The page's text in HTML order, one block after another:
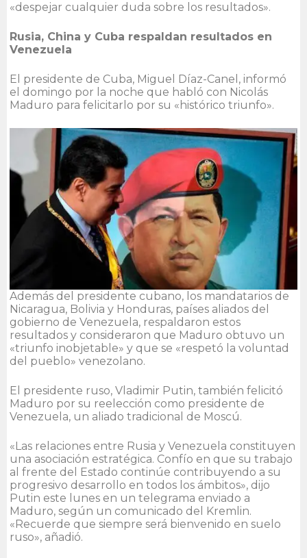
«despejar cualquier duda sobre los resultados».
Rusia, China y Cuba respaldan resultados en
Venezuela
El presidente de Cuba, Miguel Díaz-Canel, informó
el domingo por la noche que habló con Nicolás
Maduro para felicitarlo por su «histórico triunfo».
Además del presidente cubano, los mandatarios de
Nicaragua, Bolivia y Honduras, países aliados del
gobierno de Venezuela, respaldaron estos
resultados y consideraron que Maduro obtuvo un
«triunfo inobjetable» y que se «respetó la voluntad
del pueblo» venezolano.
El presidente ruso, Vladimir Putin, también felicitó
Maduro por su reelección como presidente de
Venezuela, un aliado tradicional de Moscú.
«Las relaciones entre Rusia y Venezuela constituyen
una asociación estratégica. Confío en que su trabajo
al frente del Estado continúe contribuyendo a su
progresivo desarrollo en todos los ámbitos», dijo
Putin este lunes en un telegrama enviado a
Maduro, según un comunicado del Kremlin.
«Recuerde que siempre será bienvenido en suelo
ruso», añadió.